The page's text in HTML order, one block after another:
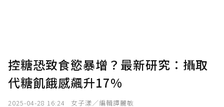
控糖恐致食慾暴增？最新研究：攝取
代糖飢餓感飆升17%
2025-04-28 16:24 女子漾／編輯譚麗敏